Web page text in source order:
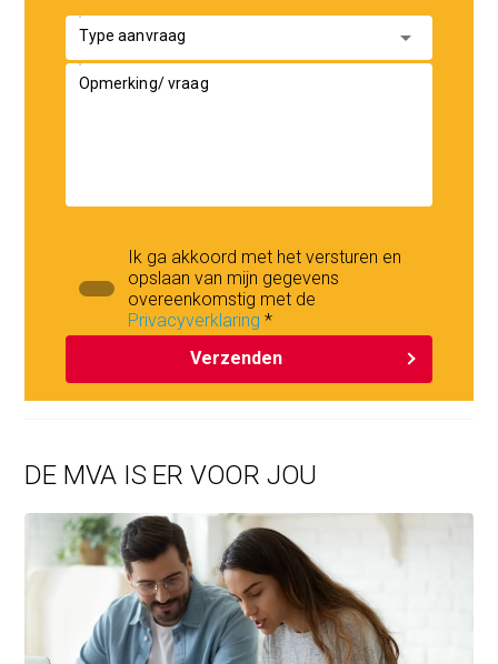
Type aanvraag arrow_drop_down
Opmerking/ vraag
Ik ga akkoord met het versturen en
opslaan van mijn gegevens
overeenkomstig met de
Privacyverklaring *
Verzenden
DE MVA IS ER VOOR JOU